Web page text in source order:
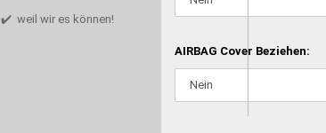
AIRBAG Cover Beziehen:
✔️ weil wir es können!